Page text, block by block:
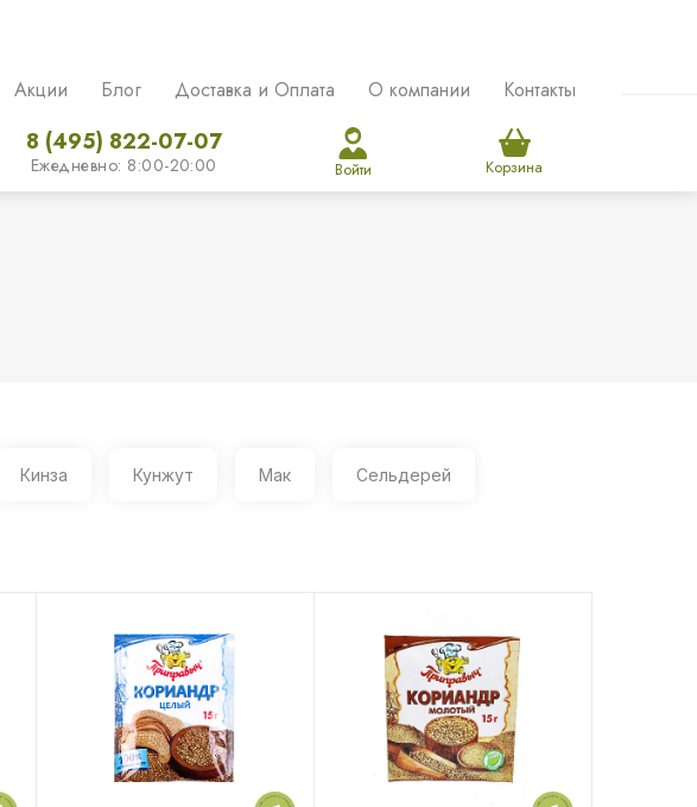
Акции Блог Доставка и Оплата О компании Контакты
8 (495) 822-07-07
Ежедневно: 8:00-20:00 Войти Корзина
Кинза Кунжут Мак Сельдерей